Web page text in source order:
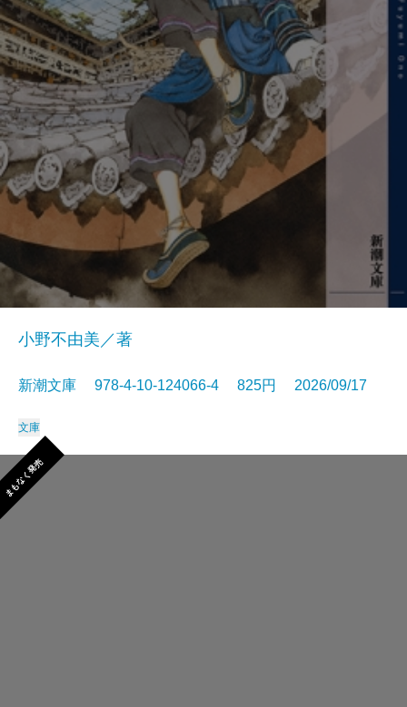
小野不由美／著
新潮文庫 978-4-10-124066-4 825円 2026/09/17
文庫
まもなく発売